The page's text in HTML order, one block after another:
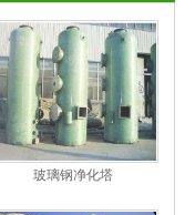
玻璃钢净化塔